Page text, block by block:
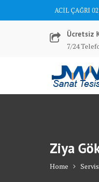
ACİL ÇAĞRI
Ücretsiz
7/24
Ziya
Home